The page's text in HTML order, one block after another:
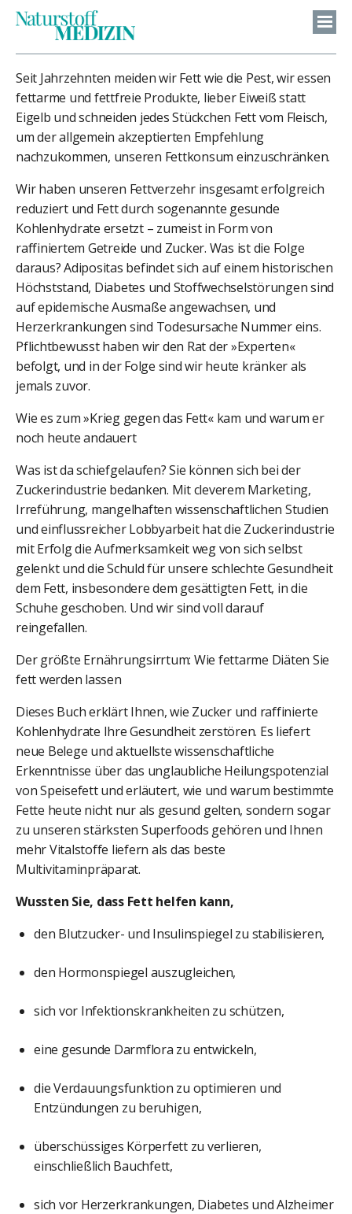
Seit Jahrzehnten meiden wir Fett wie die Pest, wir essen
fettarme und fettfreie Produkte, lieber Eiweiß statt
Eigelb und schneiden jedes Stückchen Fett vom Fleisch,
um der allgemein akzeptierten Empfehlung
nachzukommen, unseren Fettkonsum einzuschränken.
Wir haben unseren Fettverzehr insgesamt erfolgreich
reduziert und Fett durch sogenannte gesunde
Kohlenhydrate ersetzt – zumeist in Form von
raffiniertem Getreide und Zucker. Was ist die Folge
daraus? Adipositas befindet sich auf einem historischen
Höchststand, Diabetes und Stoffwechselstörungen sind
auf epidemische Ausmaße angewachsen, und
Herzerkrankungen sind Todesursache Nummer eins.
Pflichtbewusst haben wir den Rat der »Experten«
befolgt, und in der Folge sind wir heute kränker als
jemals zuvor.
Wie es zum »Krieg gegen das Fett« kam und warum er
noch heute andauert
Was ist da schiefgelaufen? Sie können sich bei der
Zuckerindustrie bedanken. Mit cleverem Marketing,
Irreführung, mangelhaften wissenschaftlichen Studien
und einflussreicher Lobbyarbeit hat die Zuckerindustrie
mit Erfolg die Aufmerksamkeit weg von sich selbst
gelenkt und die Schuld für unsere schlechte Gesundheit
dem Fett, insbesondere dem gesättigten Fett, in die
Schuhe geschoben. Und wir sind voll darauf
reingefallen.
Der größte Ernährungsirrtum: Wie fettarme Diäten Sie
fett werden lassen
Dieses Buch erklärt Ihnen, wie Zucker und raffinierte
Kohlenhydrate Ihre Gesundheit zerstören. Es liefert
neue Belege und aktuellste wissenschaftliche
Erkenntnisse über das unglaubliche Heilungspotenzial
von Speisefett und erläutert, wie und warum bestimmte
Fette heute nicht nur als gesund gelten, sondern sogar
zu unseren stärksten Superfoods gehören und Ihnen
mehr Vitalstoffe liefern als das beste
Multivitaminpräparat.
Wussten Sie, dass Fett helfen kann,
den Blutzucker- und Insulinspiegel zu stabilisieren,
den Hormonspiegel auszugleichen,
sich vor Infektionskrankheiten zu schützen,
eine gesunde Darmflora zu entwickeln,
die Verdauungsfunktion zu optimieren und
Entzündungen zu beruhigen,
überschüssiges Körperfett zu verlieren,
einschließlich Bauchfett,
sich vor Herzerkrankungen, Diabetes und Alzheimer